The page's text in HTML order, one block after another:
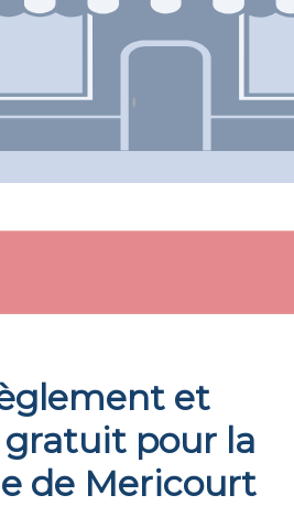
et
gratuit pour la
de Mericourt